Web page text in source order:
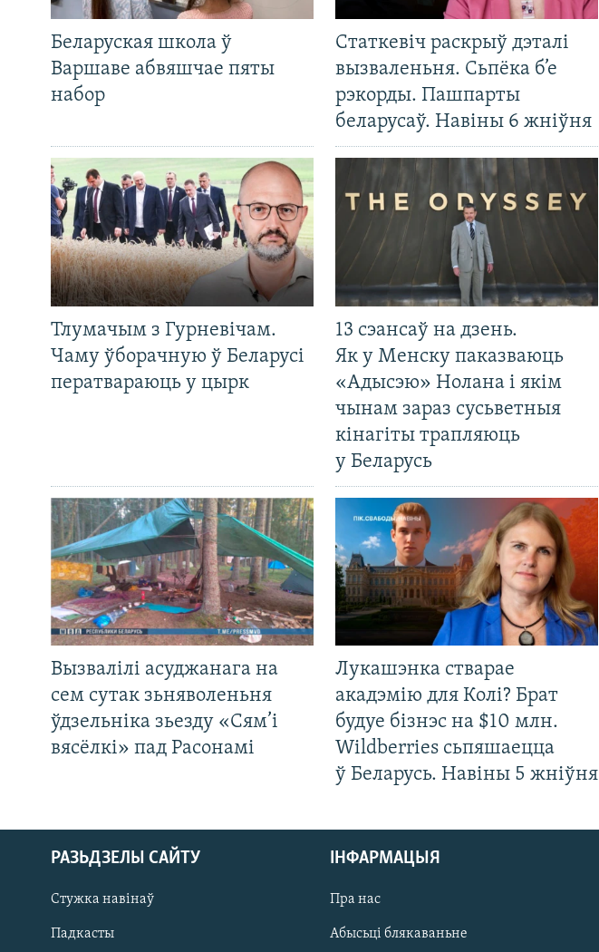
Беларуская школа ў
Варшаве абвяшчае пяты
набор
Статкевіч раскрыў дэталі
вызваленьня. Сьпёка б’е
рэкорды. Пашпарты
беларусаў. Навіны 6 жніўня
Тлумачым з Гурневічам.
Чаму ўборачную ў Беларусі
ператвараюць у цырк
13 сэансаў на дзень.
Як у Менску паказваюць
«Адысэю» Нолана і якім
чынам зараз сусьветныя
кінагіты трапляюць
у Беларусь
Вызвалілі асуджанага на
сем сутак зьняволеньня
ўдзельніка зьезду «Сям’і
вясёлкі» пад Расонамі
Лукашэнка стварае
акадэмію для Колі? Брат
будуе бізнэс на $10 млн.
Wildberries сьпяшаецца
ў Беларусь. Навіны 5 жніўня
РАЗЬДЗЕЛЫ САЙТУ
Стужка навінаў
Падкасты
ІНФАРМАЦЫЯ
Пра нас
Абысьці блякаваньне